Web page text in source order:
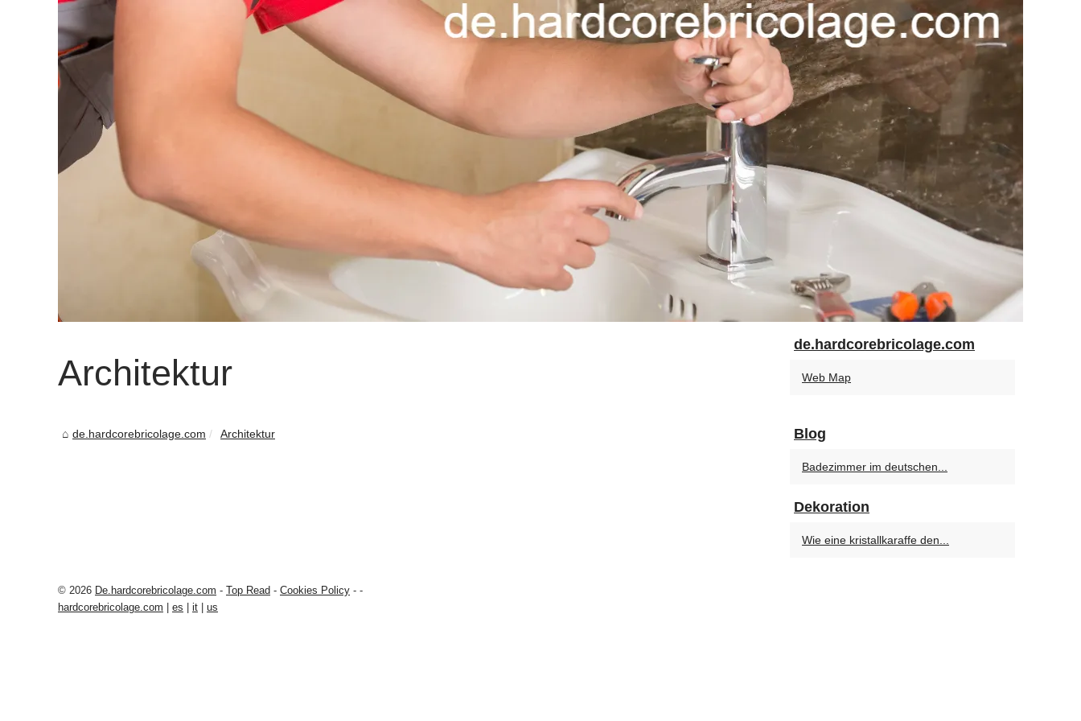
Architektur
de.hardcorebricolage.com Architektur
de.hardcorebricolage.com
Web Map
Blog
Badezimmer im deutschen...
Dekoration
Wie eine kristallkaraffe den...
© 2026 De.hardcorebricolage.com - Top Read - Cookies Policy - -
hardcorebricolage.com
es it us